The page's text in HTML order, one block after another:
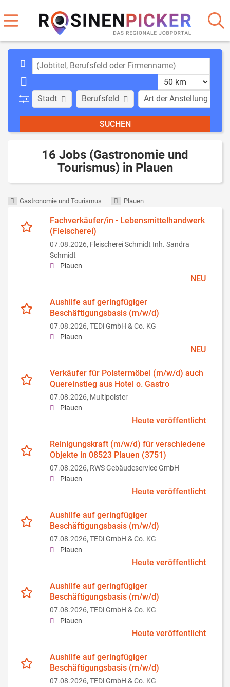
Stadt Art der Anstellung
Berufsfeld
16 Jobs (Gastronomie und
Tourismus) in Plauen
Gastronomie und Tourismus Plauen
Fachverkäufer/in - Lebensmittelhandwerk
(Fleischerei)
07.08.2026, Fleischerei Schmidt Inh. Sandra
Schmidt
Plauen
NEU
Aushilfe auf geringfügiger
Beschäftigungsbasis (m/w/d)
07.08.2026, TEDi GmbH & Co. KG
Plauen
NEU
Verkäufer für Polstermöbel (m/w/d) auch
Quereinstieg aus Hotel o. Gastro
07.08.2026, Multipolster
Plauen
Heute veröffentlicht
Reinigungskraft (m/w/d) für verschiedene
Objekte in 08523 Plauen (3751)
07.08.2026, RWS Gebäudeservice GmbH
Plauen
Heute veröffentlicht
Aushilfe auf geringfügiger
Beschäftigungsbasis (m/w/d)
07.08.2026, TEDi GmbH & Co. KG
Plauen
Heute veröffentlicht
Aushilfe auf geringfügiger
Beschäftigungsbasis (m/w/d)
07.08.2026, TEDi GmbH & Co. KG
Plauen
Heute veröffentlicht
Aushilfe auf geringfügiger
Beschäftigungsbasis (m/w/d)
07.08.2026, TEDi GmbH & Co. KG